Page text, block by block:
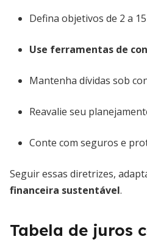
Defina objetivos de 2 a
Use ferramentas de
Mantenha dívidas sob
Reavalie seu
Conte com seguros e
Seguir essas diretrizes,
financeira sustentável.
Tabela de juros